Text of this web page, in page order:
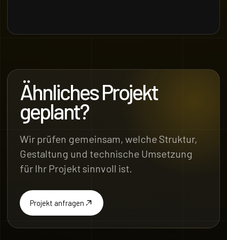
Ähnliches Projekt
geplant?
Wir prüfen gemeinsam, welche Struktur,
Gestaltung und technische Umsetzung
für Ihr Projekt sinnvoll ist.
Projekt anfragen